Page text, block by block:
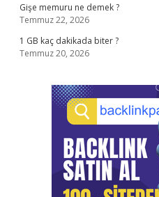
Gişe memuru ne demek ?
Temmuz 22, 2026
1 GB kaç dakikada biter ?
Temmuz 20, 2026